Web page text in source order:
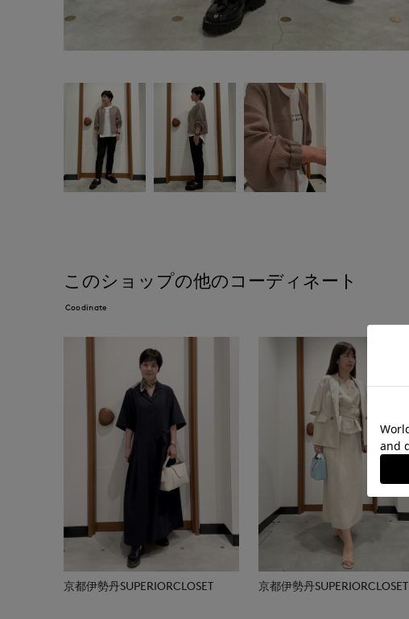
このショップの他のコーディネート
Coodinate
京都伊勢丹SUPERIORCLOSET 京都伊勢丹SUPERIORCLOSET